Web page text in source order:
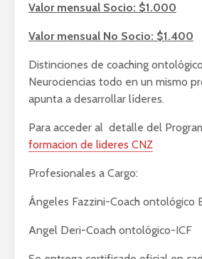
Valor mensual Socio: $1.000
Valor mensual No Socio: $1.400
Distinciones de coaching
Neurociencias todo en un mismo
apunta a desarrollar líderes.
Para acceder al detalle del
formacion de lideres CNZ
Profesionales a Cargo:
Ángeles Fazzini-Coach ontológico
Angel Deri-Coach ontológico-ICF